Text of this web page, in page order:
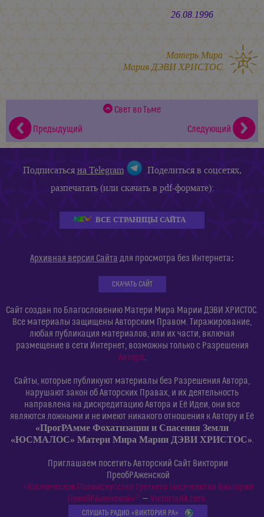
26.08.1996
Матерь Мира
Мария ДЭВИ ХРИСТОС
Свет во Тьме
Предыдущий
Следующий
Подписатьсяна Telegram
Поделиться в соцсетях,
разпечатать (или скачать в pdf-формате):
ВСЕ СТРАНИЦЫ САЙТА
Архивная версия Сайта для просмотра без Интернета:
СКАЧАТЬ САЙТ
Сайт создан по Благословению Матери Мира Марии ДЭВИ ХРИСТОС.
Все материалы защищены Авторским Правом. Тиражирование,
любая публикация материалов, или их части, включая
размещение в сети Интернет, возможны только с Разрешения
Автора.
Сайты, которые публикуют материалы без Разрешения Автора,
нарушают закон об Авторских Правах, и их деятельность
направлена на дискредитацию Автора и Её Идеи, они все
являются ложными и не имеют никакого отношения к Автору и Её
«ПрогРАмме Фохатизации и Спасения Земли
«ЮСМАЛОС» Матери Мира Марии ДЭВИ ХРИСТОС».
Приглашаем посетить Авторский Сайт Виктории
ПреобРАженской
«Космическое Полиискусство Третьего Тысячелетия Виктории
ПреобРАженской»©— VictoriaRA.com
СЛУШАТЬ РАДИО «ВИКТОРИЯ РА»